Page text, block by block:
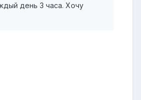
день 3 часа. Хочу